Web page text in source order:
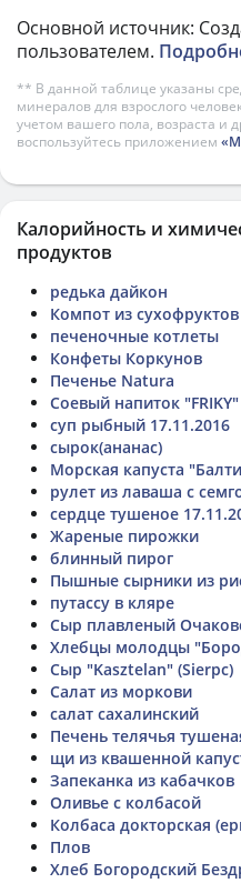
Основной источник:
пользователем.
** В данной таблице указаны
минералов для взрослого
учетом вашего пола, возраста и
воспользуйтесь приложением
Калорийность и
продуктов
редька дайкон
Компот из сухофруктов
печеночные котлеты
Конфеты Коркунов
Печенье Natura
Соевый напиток
суп рыбный 17.11.2016
сырок(ананас)
Морская капуста
рулет из лаваша с
сердце тушеное
Жареные пирожки
блинный пирог
Пышные сырники из
путассу в кляре
Сыр плавленый
Хлебцы молодцы
Сыр "Kasztelan" (Sierpc)
Салат из моркови
салат сахалинский
Печень телячья
щи из квашенной
Запеканка из кабачков
Оливье с колбасой
Колбаса докторская
Плов
Хлеб Богородский